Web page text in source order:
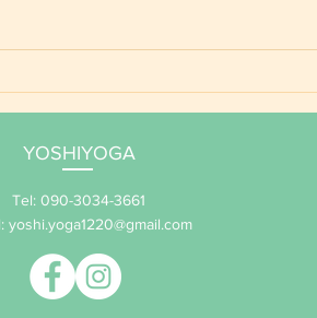
2026
YOSHIYOGA
Tel: 090-3034-3661
yoshi.yoga1220@gmail.com